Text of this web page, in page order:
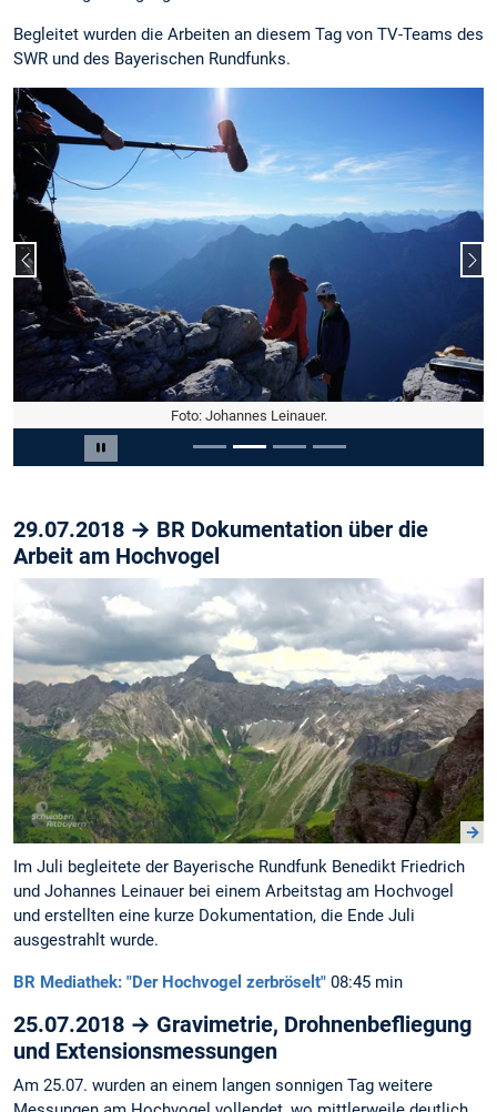
Begleitet wurden die Arbeiten an diesem Tag von TV-Teams des
SWR und des Bayerischen Rundfunks.
Carousel pausieren
Foto: Johannes Leinauer.
Vorheriger Slide
Slide 2 von 4
29.07.2018 → BR Dokumentation über die
Arbeit am Hochvogel
Im Juli begleitete der Bayerische Rundfunk Benedikt Friedrich
und Johannes Leinauer bei einem Arbeitstag am Hochvogel
und erstellten eine kurze Dokumentation, die Ende Juli
ausgestrahlt wurde.
BR Mediathek: "Der Hochvogel zerbröselt" 08:45 min
25.07.2018 → Gravimetrie, Drohnenbefliegung
und Extensionsmessungen
Am 25.07. wurden an einem langen sonnigen Tag weitere